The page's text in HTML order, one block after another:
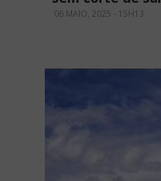
06 MAIO, 2025 - 15H13